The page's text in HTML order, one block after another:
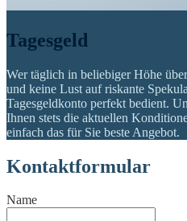
Tagesgeld
Wer täglich in beliebiger Höhe
und keine Lust auf riskante
Tagesgeldkonto perfekt bedient.
Ihnen stets die aktuellen
einfach das für Sie beste Angebot.
Kontaktformular
Name